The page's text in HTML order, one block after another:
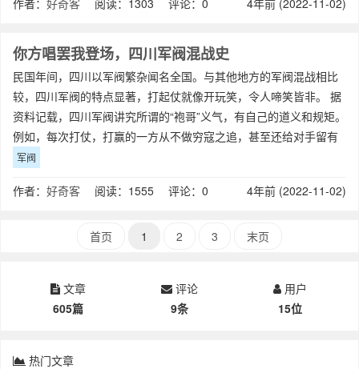
作者： 好奇客 阅读：1303 评论：0 4年前 (2022-11-02)
你方唱罢我登场，四川军阀混战史
民国年间，四川以军阀繁杂闻名全国。与其他地方的军阀混战相比
较，四川军阀的特点显著，打起仗就像开玩笑，令人啼笑皆非。 据
资料记载，四川军阀讲究所谓的“袍哥”义气，有自己的道义和规矩。
例如，每次打仗，打赢的一方从不做穷寇之追，甚至还给对手留有
休
军阀
作者： 好奇客 阅读：1555 评论：0 4年前 (2022-11-02)
首页 1 2 3 末页
文章
605篇
评论
9条
用户
15位
热门文章